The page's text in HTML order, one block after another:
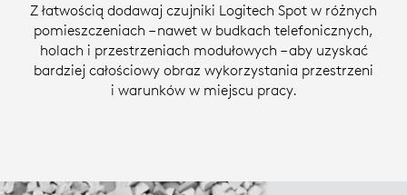
Z łatwością dodawaj czujniki Logitech Spot w różnych
pomieszczeniach – nawet w budkach telefonicznych,
holach i przestrzeniach modułowych – aby uzyskać
bardziej całościowy obraz wykorzystania przestrzeni
i warunków w miejscu pracy.